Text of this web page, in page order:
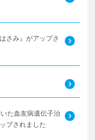
さみ』がアップさ
た血友病遺伝子治
プされました